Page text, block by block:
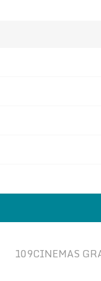
109CINEMAS